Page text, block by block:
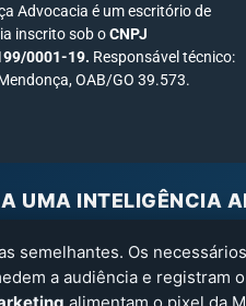
Advocacia é um escritório de
inscrito sob oCNPJ
0001-19. Responsável técnico:
OAB/GO 39.573.
UMA INTELIGÊNCIA
Claude
semelhantes. Os
a audiência e registram